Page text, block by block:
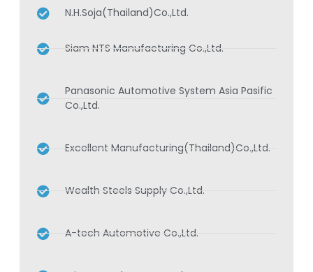
N.H.Soja(Thailand)Co.,Ltd.
Siam NTS Manufacturing Co.,Ltd.
Panasonic Automotive System Asia Pasific
Co.,Ltd.
Excellent Manufacturing(Thailand)Co.,Ltd.
Wealth Steels Supply Co.,Ltd.
A-tech Automotive Co.,Ltd.